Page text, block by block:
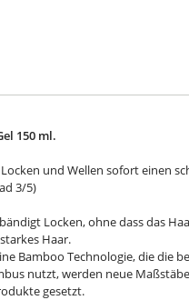
150 ml.
und Wellen sofort einen
3/5)
Locken, ohne dass das
Haar.
Bamboo Technologie, die die
nutzt, werden neue
gesetzt.